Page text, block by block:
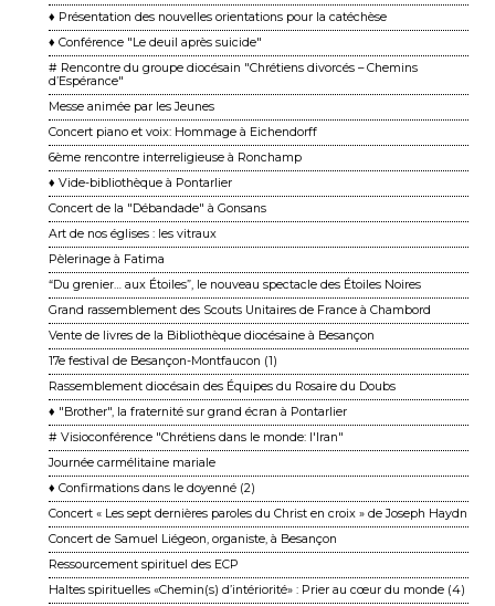
♦ Présentation des nouvelles orientations pour la catéchèse
♦ Conférence "Le deuil après suicide"
# Rencontre du groupe diocésain "Chrétiens divorcés – Chemins
d’Espérance"
Messe animée par les Jeunes
Concert piano et voix: Hommage à Eichendorff
6ème rencontre interreligieuse à Ronchamp
♦ Vide-bibliothèque à Pontarlier
Concert de la "Débandade" à Gonsans
Art de nos églises : les vitraux
Pèlerinage à Fatima
“Du grenier… aux Étoiles”, le nouveau spectacle des Étoiles Noires
Grand rassemblement des Scouts Unitaires de France à Chambord
Vente de livres de la Bibliothèque diocésaine à Besançon
17e festival de Besançon-Montfaucon (1)
Rassemblement diocésain des Équipes du Rosaire du Doubs
♦ "Brother", la fraternité sur grand écran à Pontarlier
# Visioconférence "Chrétiens dans le monde: l'Iran"
Journée carmélitaine mariale
♦ Confirmations dans le doyenné (2)
Concert « Les sept dernières paroles du Christ en croix » de Joseph Haydn
Concert de Samuel Liégeon, organiste, à Besançon
Ressourcement spirituel des ECP
Haltes spirituelles «Chemin(s) d’intériorité» : Prier au cœur du monde (4)